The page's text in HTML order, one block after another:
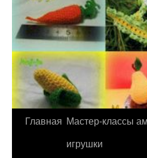
Перейти
Главная Мастер-классы
игрушки